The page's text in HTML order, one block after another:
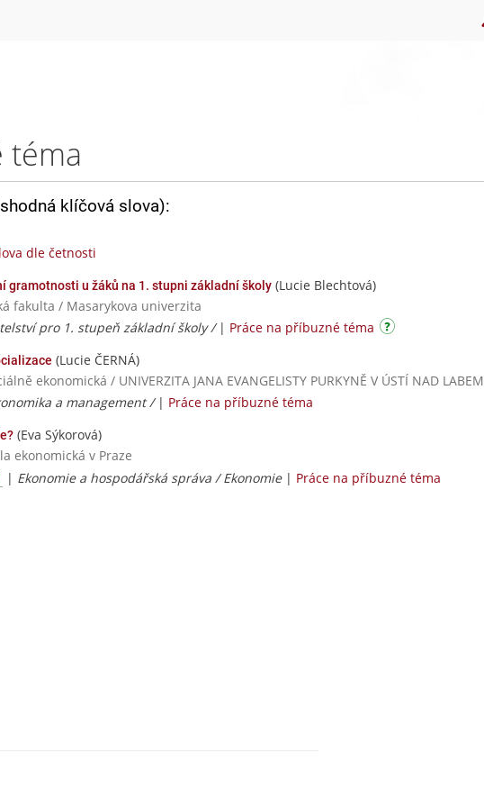
téma
klíčová slova):
dle četnosti
gramotnosti u žáků na 1. stupni základní školy (Lucie Blechtová)
fakulta / Masarykova univerzita
pro 1. stupeň základní školy / | Práce na příbuzné téma
(Lucie ČERNÁ)
ekonomická / UNIVERZITA JANA EVANGELISTY PURKYNĚ V ÚSTÍ NAD LABEM
a management / | Práce na příbuzné téma
(Eva Sýkorová)
ekonomická v Praze
| Ekonomie a hospodářská správa / Ekonomie| Práce na příbuzné téma